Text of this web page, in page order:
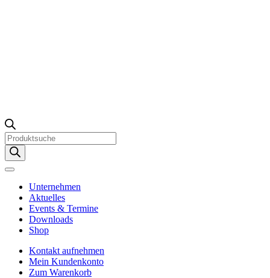
Products
search
Unternehmen
Aktuelles
Events & Termine
Downloads
Shop
Kontakt aufnehmen
Mein Kundenkonto
Zum Warenkorb